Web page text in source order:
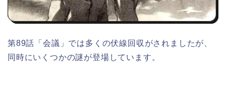
第89話「会議」では多くの伏線回収がされましたが、
同時にいくつかの謎が登場しています。